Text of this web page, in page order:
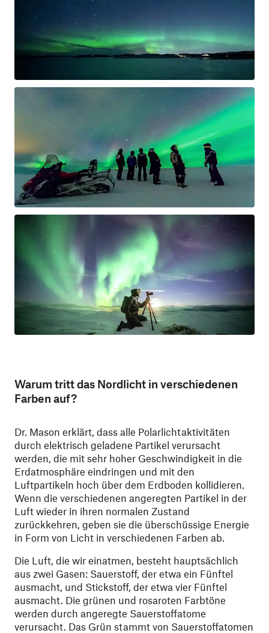
Warum tritt das Nordlicht in verschiedenen
Farben auf?
Dr. Mason erklärt, dass alle Polarlichtaktivitäten
durch elektrisch geladene Partikel verursacht
werden, die mit sehr hoher Geschwindigkeit in die
Erdatmosphäre eindringen und mit den
Luftpartikeln hoch über dem Erdboden kollidieren.
Wenn die verschiedenen angeregten Partikel in der
Luft wieder in ihren normalen Zustand
zurückkehren, geben sie die überschüssige Energie
in Form von Licht in verschiedenen Farben ab.
Die Luft, die wir einatmen, besteht hauptsächlich
aus zwei Gasen: Sauerstoff, der etwa ein Fünftel
ausmacht, und Stickstoff, der etwa vier Fünftel
ausmacht. Die grünen und rosaroten Farbtöne
werden durch angeregte Sauerstoffatome
verursacht. Das Grün stammt von Sauerstoffatomen